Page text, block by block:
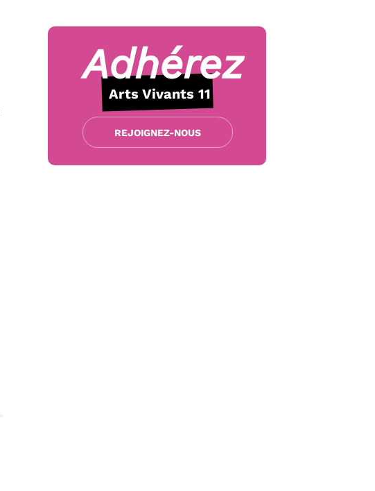
Adhérez
Arts Vivants 11
REJOIGNEZ-NOUS